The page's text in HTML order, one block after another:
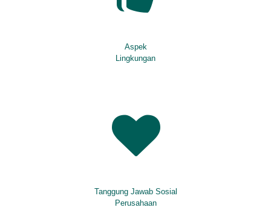
Aspek
Lingkungan
Tanggung Jawab Sosial
Perusahaan